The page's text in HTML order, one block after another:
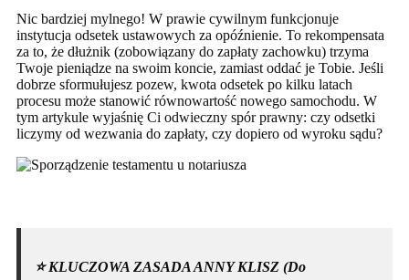
Nic bardziej mylnego! W prawie cywilnym funkcjonuje
instytucja odsetek ustawowych za opóźnienie. To rekompensata
za to, że dłużnik (zobowiązany do zapłaty zachowku) trzyma
Twoje pieniądze na swoim koncie, zamiast oddać je Tobie. Jeśli
dobrze sformułujesz pozew, kwota odsetek po kilku latach
procesu może stanowić równowartość nowego samochodu. W
tym artykule wyjaśnię Ci odwieczny spór prawny: czy odsetki
liczymy od wezwania do zapłaty, czy dopiero od wyroku sądu?
⭐️ KLUCZOWA ZASADA ANNY KLISZ (Do